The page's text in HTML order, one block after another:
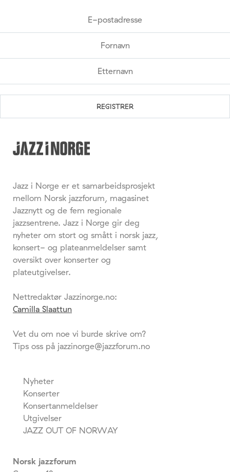
Jazz i Norge er et samarbeidsprosjekt
mellom Norsk jazzforum, magasinet
Jazznytt og de fem regionale
jazzsentrene. Jazz i Norge gir deg
nyheter om stort og smått i norsk jazz,
konsert- og plateanmeldelser samt
oversikt over konserter og
plateutgivelser.
Nettredaktør Jazzinorge.no:
Camilla Slaattun
Vet du om noe vi burde skrive om?
Tips oss på jazzinorge@jazzforum.no
Nyheter
Konserter
Konsertanmeldelser
Utgivelser
JAZZ OUT OF NORWAY
Norsk jazzforum